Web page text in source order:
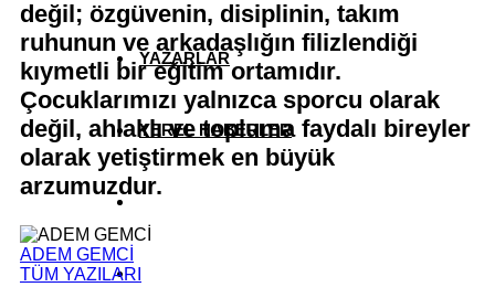
YAZARLAR
YEREL HABERLER
değil; özgüvenin, disiplinin, takım
ruhunun ve arkadaşlığın filizlendiği
kıymetli bir eğitim ortamıdır.
Çocuklarımızı yalnızca sporcu olarak
değil, ahlaklı ve topluma faydalı bireyler
olarak yetiştirmek en büyük
arzumuzdur.
ADEM GEMCİ
TÜM YAZILARI